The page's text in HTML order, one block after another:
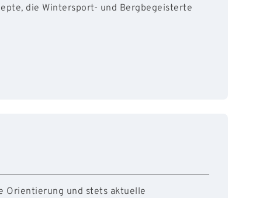
die Wintersport- und Bergbegeisterte
Orientierung und stets aktuelle